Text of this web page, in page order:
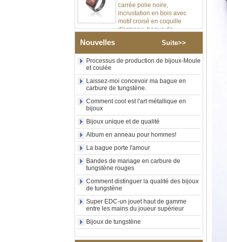
incrustation en bois avec
motif croisé en coquille
d'ormeau, bague de
déclaration religieuse pour
OEM ODM, vente en
Bague en carbure de
tungstène plaqué or rose de
8 mm, corde de guitare rouge
et incrustation d'opale
écrasée, alliance pour
hommes sur le thème de la
musique, gravure laser
intérieure personnalisée,
approvisionnement en vrac
OEM ODM, vente en gros d'
Bague en carbure de
tungstène plaqué or brossé
de 8 mm, lion gravé au laser,
motif de mythe de pilier et de
griffon, alliance pour
hommes, gravure laser
intérieure personnalisée,
approvisionnement en vrac
OEM ODM, vente en gros
Nouvelles Suite>>
Processus de production de bijoux-Moule
et coulée
Laissez-moi concevoir ma bague en
carbure de tungstène.
Comment cool est l'art métallique en
bijoux
Bijoux unique et de qualité
Album en anneau pour hommes!
La bague porte l'amour
Bandes de mariage en carbure de
tungstène rouges
Comment distinguer la qualité des bijoux
de tungstène
Super EDC-un jouet haut de gamme
entre les mains du joueur supérieur
Bijoux de tungstène